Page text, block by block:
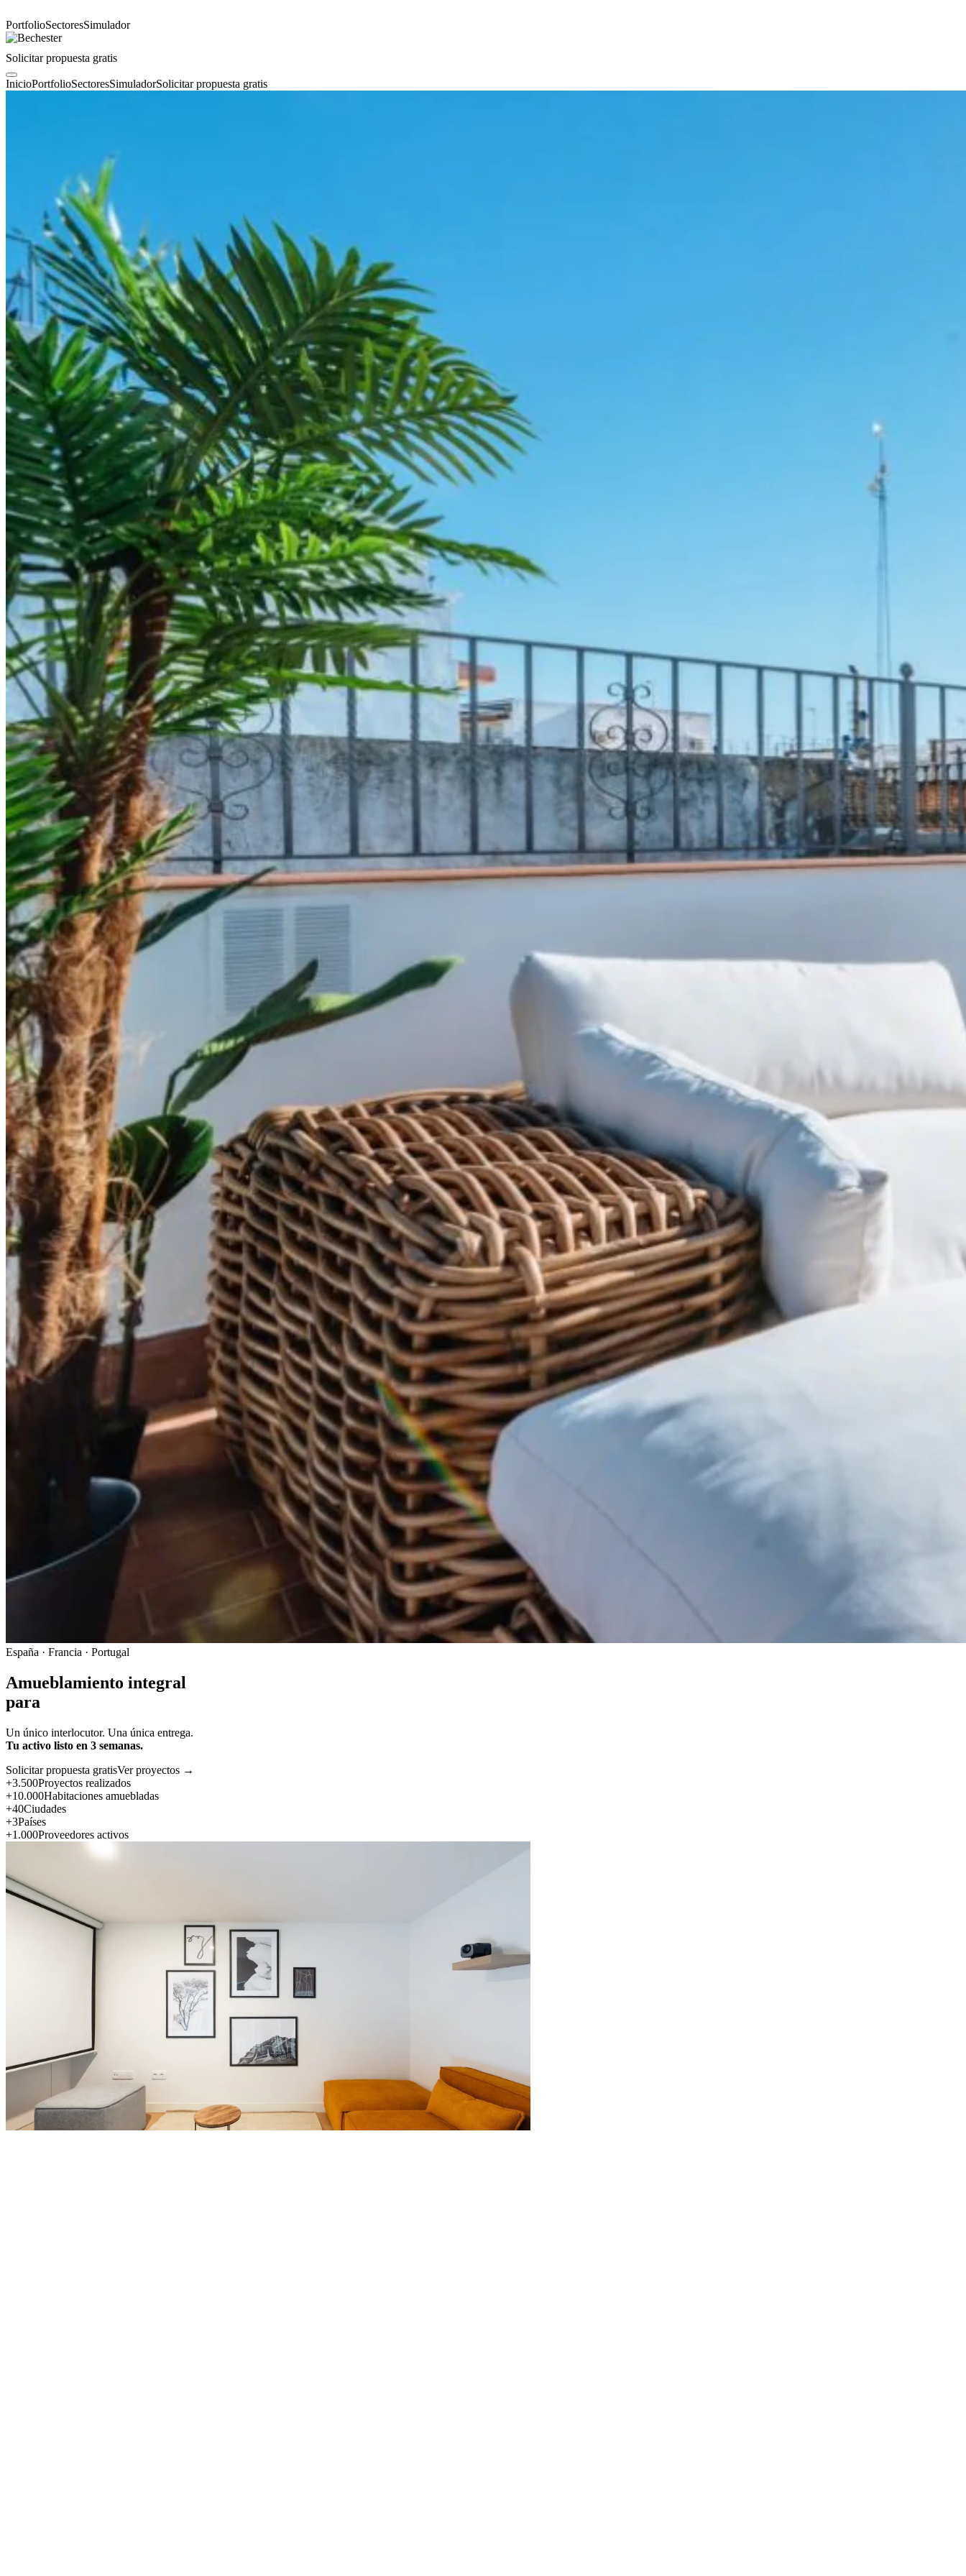
PortfolioSectoresSimulador
Solicitar propuesta gratis
InicioPortfolioSectoresSimuladorSolicitar propuesta gratis
España · Francia · Portugal
Amueblamiento integral
para
Un único interlocutor. Una única entrega.
Tu activo listo en 3 semanas.
Solicitar propuesta gratisVer proyectos →
+3.500Proyectos realizados
+10.000Habitaciones amuebladas
+40Ciudades
+3Países
+1.000Proveedores activos